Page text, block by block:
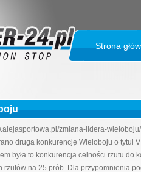
Strona
zmiana-lidera-
druga konkurencję Wieloboju o tytuł
była to konkurencja celności rzutu do
rzutów na 25 prób. Dla przypomnienia